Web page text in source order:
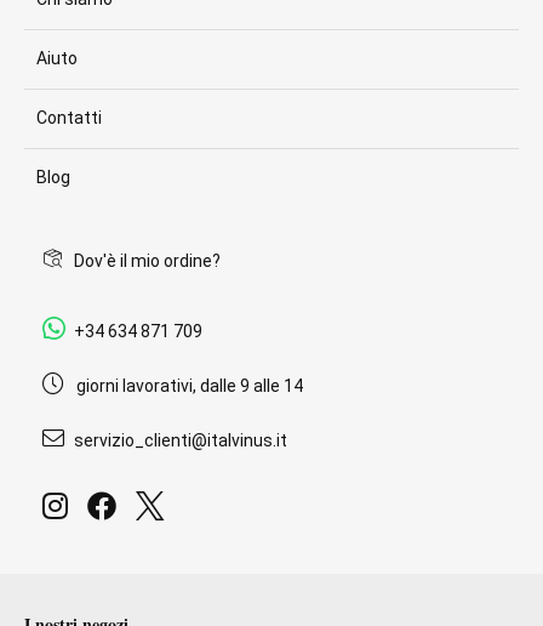
Aiuto
Contatti
Blog
Dov'è il mio ordine?
+34 634 871 709
giorni lavorativi, dalle 9 alle 14
servizio_clienti@italvinus.it